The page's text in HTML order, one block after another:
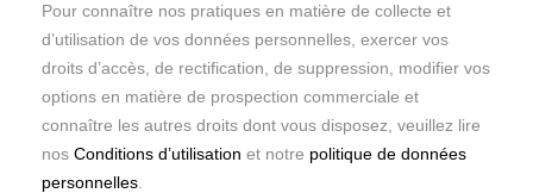
Pour connaître nos pratiques en matière de collecte et
d’utilisation de vos données personnelles, exercer vos
droits d’accès, de rectification, de suppression, modifier vos
options en matière de prospection commerciale et
connaître les autres droits dont vous disposez, veuillez lire
nos Conditions d’utilisation et notre politique de données
personnelles